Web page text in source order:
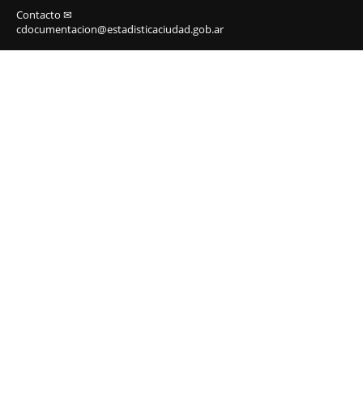
Contacto ✉
cdocumentacion@estadisticaciudad.gob.ar